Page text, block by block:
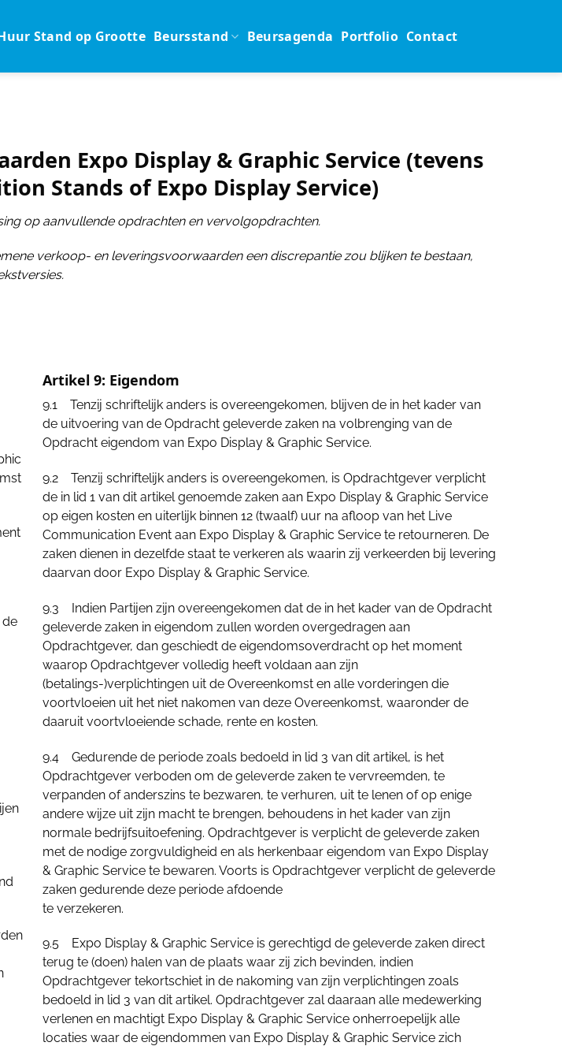
Stand op Grootte Beursstand Beursagenda Portfolio Contact
Expo Display & Graphic Service (tevens
Stands of Expo Display Service)
op aanvullende opdrachten en vervolgopdrachten.
verkoop- en leveringsvoorwaarden een discrepantie zou blijken te bestaan,
de
Artikel 9: Eigendom
9.1 Tenzij schriftelijk anders is overeengekomen, blijven de in het kader van
de uitvoering van de Opdracht geleverde zaken na volbrenging van de
Opdracht eigendom van Expo Display & Graphic Service.
9.2 Tenzij schriftelijk anders is overeengekomen, is Opdrachtgever verplicht
de in lid 1 van dit artikel genoemde zaken aan Expo Display & Graphic Service
op eigen kosten en uiterlijk binnen 12 (twaalf) uur na afloop van het Live
Communication Event aan Expo Display & Graphic Service te retourneren. De
zaken dienen in dezelfde staat te verkeren als waarin zij verkeerden bij levering
daarvan door Expo Display & Graphic Service.
9.3 Indien Partijen zijn overeengekomen dat de in het kader van de Opdracht
geleverde zaken in eigendom zullen worden overgedragen aan
Opdrachtgever, dan geschiedt de eigendomsoverdracht op het moment
waarop Opdrachtgever volledig heeft voldaan aan zijn
(betalings-)verplichtingen uit de Overeenkomst en alle vorderingen die
voortvloeien uit het niet nakomen van deze Overeenkomst, waaronder de
daaruit voortvloeiende schade, rente en kosten.
9.4 Gedurende de periode zoals bedoeld in lid 3 van dit artikel, is het
Opdrachtgever verboden om de geleverde zaken te vervreemden, te
verpanden of anderszins te bezwaren, te verhuren, uit te lenen of op enige
andere wijze uit zijn macht te brengen, behoudens in het kader van zijn
normale bedrijfsuitoefening. Opdrachtgever is verplicht de geleverde zaken
met de nodige zorgvuldigheid en als herkenbaar eigendom van Expo Display
& Graphic Service te bewaren. Voorts is Opdrachtgever verplicht de geleverde
zaken gedurende deze periode afdoende
te verzekeren.
9.5 Expo Display & Graphic Service is gerechtigd de geleverde zaken direct
terug te (doen) halen van de plaats waar zij zich bevinden, indien
Opdrachtgever tekortschiet in de nakoming van zijn verplichtingen zoals
bedoeld in lid 3 van dit artikel. Opdrachtgever zal daaraan alle medewerking
verlenen en machtigt Expo Display & Graphic Service onherroepelijk alle
locaties waar de eigendommen van Expo Display & Graphic Service zich